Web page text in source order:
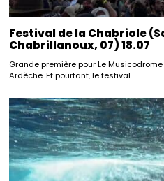
Festival de la Chabriole
Chabrillanoux, 07) 18.07
Grande première pour Le
Ardèche. Et pourtant, le festival